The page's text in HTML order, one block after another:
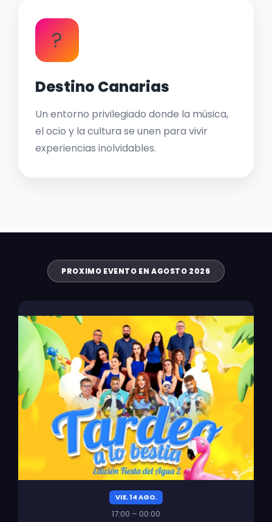
?
Destino Canarias
Un entorno privilegiado donde la música,
el ocio y la cultura se unen para vivir
experiencias inolvidables.
PROXIMO EVENTO EN AGOSTO 2026
VIE. 14 AGO.
17:00 – 00:00